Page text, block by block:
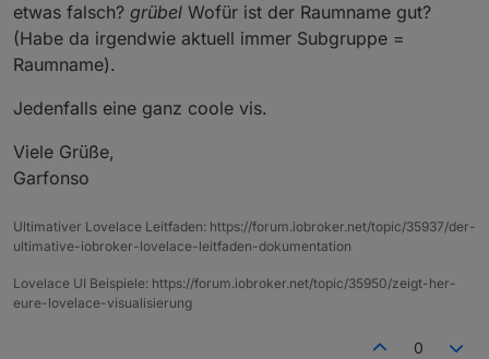
etwas falsch? grübel Wofür ist der Raumname gut?
(Habe da irgendwie aktuell immer Subgruppe =
Raumname).
Jedenfalls eine ganz coole vis.
Viele Grüße,
Garfonso
Ultimativer Lovelace Leitfaden: https://forum.iobroker.net/topic/35937/der-
ultimative-iobroker-lovelace-leitfaden-dokumentation
Lovelace UI Beispiele: https://forum.iobroker.net/topic/35950/zeigt-her-
eure-lovelace-visualisierung
0